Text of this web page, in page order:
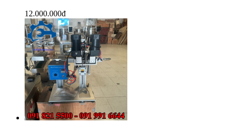
12.000.000đ